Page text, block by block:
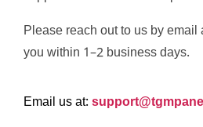
Please reach out to us by
you within 1–2 business days.
Email us at: